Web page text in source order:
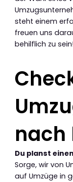
steht einem
freuen uns
behilflich zu sein!
nach
Du planst
Sorge, wir von
auf Umzüge in